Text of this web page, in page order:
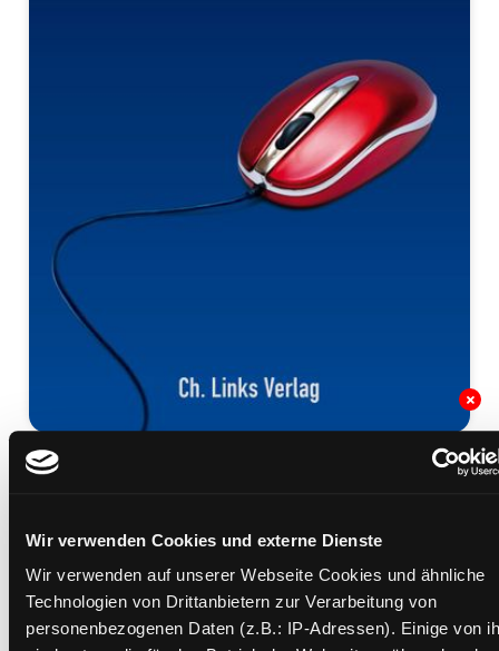
Wir verwenden Cookies und externe Dienste
Wir verwenden auf unserer Webseite Cookies und ähnliche
Technologien von Drittanbietern zur Verarbeitung von
personenbezogenen Daten (z.B.: IP-Adressen). Einige von
Sexsucht
Mediengruppe:Sachbuch
Verfasser:Suche nach diesem Verfasser
Roth, Kornelius
Beschreibung ein-/ausblenden